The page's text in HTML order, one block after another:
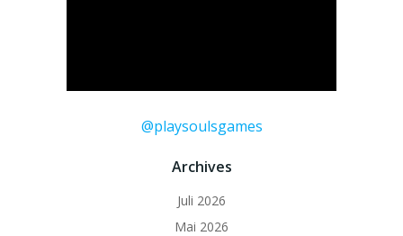
@playsoulsgames
Archives
Juli 2026
Mai 2026